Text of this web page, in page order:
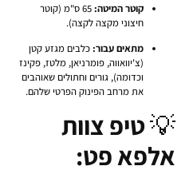
קוטר המיטה:
65 ס"מ (קוטר
חיצוני מקצה לקצה).
מתאים עבור:כלבים מגזע קטן
(צ'יוואווה, פומרניאן, מלטז, פקינז
וכדומה), גורים וחתולים שאוהבים
את מרחב הפינוק הפרטי שלהם.
💡טיפ צוות
אלפא פט: